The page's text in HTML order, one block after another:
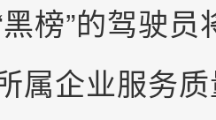
”的驾驶员
属企业服务